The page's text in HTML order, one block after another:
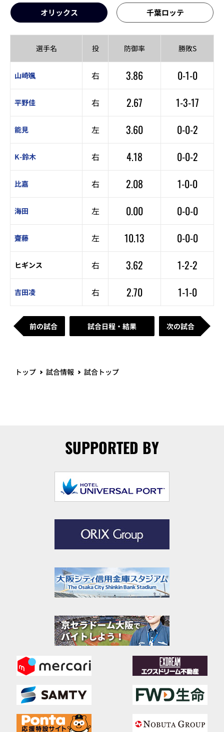
オリックス 千葉ロッテ
選手名 投 防御率 勝敗S
山崎颯 右 3.86 0-1-0
平野佳 右 2.67 1-3-17
能見 左 3.60 0-0-2
K-鈴木 右 4.18 0-0-2
比嘉 右 2.08 1-0-0
海田 左 0.00 0-0-0
齋藤 左 10.13 0-0-0
ヒギンス 右 3.62 1-2-2
吉田凌 右 2.70 1-1-0
前の試合 試合日程・結果 次の試合
トップ 試合情報 試合トップ
SUPPORTED BY